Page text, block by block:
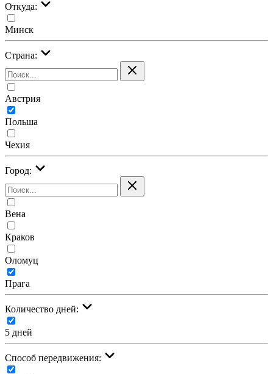
Откуда:
Минск
Страна:
Австрия
Польша
Чехия
Город:
Вена
Краков
Оломуц
Прага
Количество дней:
5 дней
Cпособ передвижения: